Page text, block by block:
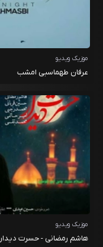
موزیک ویدیو
عرفان طهماسبی امشب
موزیک ویدیو
هاشم رمضانی - حسرت دیدار